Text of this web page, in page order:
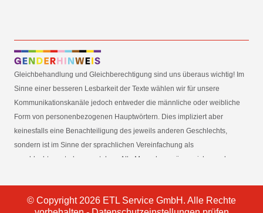
Gleichbehandlung und Gleichberechtigung sind uns überaus wichtig! Im
Sinne einer besseren Lesbarkeit der Texte wählen wir für unsere
Kommunikationskanäle jedoch entweder die männliche oder weibliche
Form von personenbezogenen Hauptwörtern. Dies impliziert aber
keinesfalls eine Benachteiligung des jeweils anderen Geschlechts,
sondern ist im Sinne der sprachlichen Vereinfachung als
geschlechtsneutral zu verstehen. Alle Menschen mögen sich von den
fühlen. Im Sinne der Gender Mainstreaming-Strategie der
Bundesregierung vertreten wir ausdrücklich eine Politik der
© Copyright 2026 ETL Service GmbH. Alle Rechte